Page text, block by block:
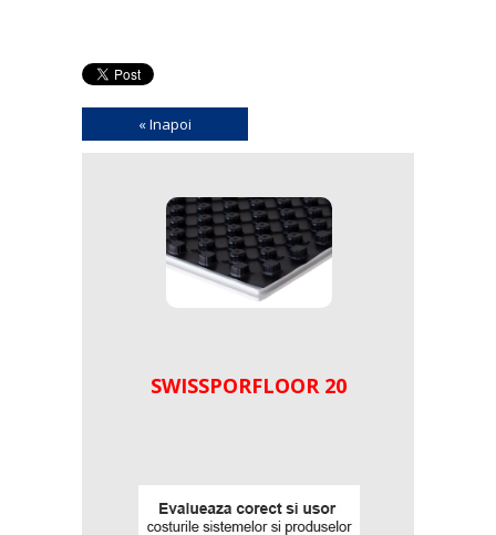
« Inapoi
SWISSPORFLOOR 20